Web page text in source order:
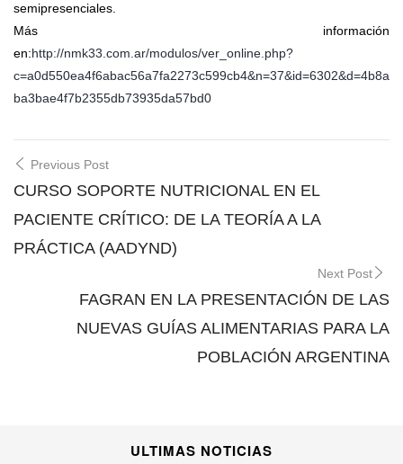
semipresenciales.
Más información
en:http://nmk33.com.ar/modulos/ver_online.php?
c=a0d550ea4f6abac56a7fa2273c599cb4&n=37&id=6302&d=4b8a
ba3bae4f7b2355db73935da57bd0
Post
navigation
Previous Post
CURSO SOPORTE NUTRICIONAL EN EL
PACIENTE CRÍTICO: DE LA TEORÍA A LA
PRÁCTICA (AADYND)
Next Post
FAGRAN EN LA PRESENTACIÓN DE LAS
NUEVAS GUÍAS ALIMENTARIAS PARA LA
POBLACIÓN ARGENTINA
ULTIMAS NOTICIAS